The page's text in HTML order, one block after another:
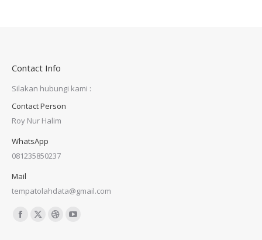
Contact Info
Silakan hubungi kami :
Contact Person
Roy Nur Halim
WhatsApp
081235850237
Mail
tempatolahdata@gmail.com
Find us on:
Facebook
X
Dribbble